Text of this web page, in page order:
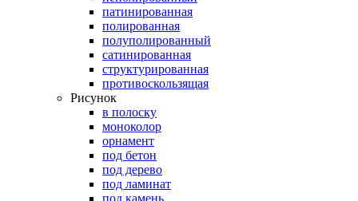
патинированная
полированная
полуполированный
сатинированная
структурированная
противоскользящая
Рисунок
в полоску
моноколор
орнамент
под бетон
под дерево
под ламинат
под камень